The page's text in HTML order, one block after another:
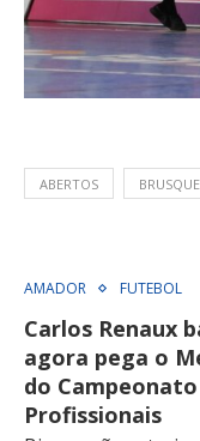
ABERTOS BRUSQUE
AMADOR FUTEBOL
Carlos Renaux
agora pega o
do
Profissionais